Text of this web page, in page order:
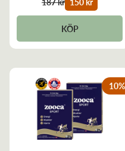
KÖP
10%